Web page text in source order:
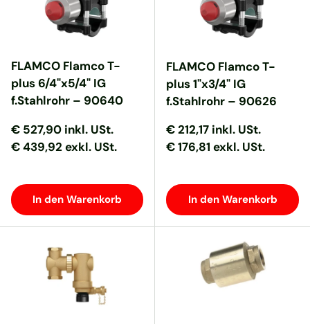
FLAMCO Flamco T-
plus 6/4"x5/4" IG
f.Stahlrohr – 90640
Normaler Preis
Normaler Preis
€ 527,90 inkl. USt.
€ 439,92 exkl. USt.
In den Warenkorb
FLAMCO Flamco T-
plus 1"x3/4" IG
f.Stahlrohr – 90626
Normaler Preis
Normaler Preis
€ 212,17 inkl. USt.
€ 176,81 exkl. USt.
In den Warenkorb